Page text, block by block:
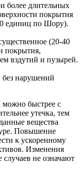
более длительных
покрытия
единиц по Шору).
(20-40
покрытия,
вздутий и пузырей.
без нарушений
можно быстрее с
утечка, тем
вещества
Повышение
к ускоренному
Изменения
не означают